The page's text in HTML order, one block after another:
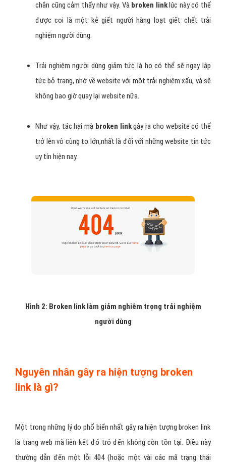
chắn cũng cảm thấy như vậy. Và broken linklúc này có thể
được coi là một kẻ giết người hàng loạt giết chết trải
nghiệm người dùng.
Trải nghiệm người dùng giảm tức là họ có thể sẽ ngay lập
tức bỏ trang, nhớ về website với một trải nghiệm xấu, và sẽ
không bao giờ quay lại website nữa.
Như vậy, tác hại mà broken linkgây ra cho website có thể
trở lên vô cùng to lớn,nhất là đối với những website tin tức
uy tín hiện nay.
Hình 2: Broken link làm giảm nghiêm trọng trải nghiệm
người dùng
Nguyên nhân gây ra hiện tượng broken
link là gì?
Một trong những lý do phổ biến nhất gây ra hiện tượng broken link
là trang web mà liên kết đó trỏ đến không còn tồn tại. Điều này
thường dẫn đến một lỗi 404 (hoặc một vài các mã trạng thái